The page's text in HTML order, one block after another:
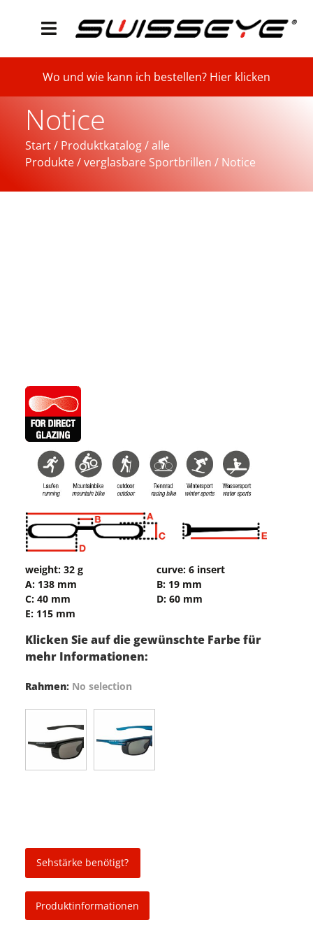
Wo und wie kann ich bestellen? Hier klicken
Notice
Start/ Produktkatalog/alle
Produkte/verglasbare Sportbrillen / Notice
weight: 32 g
A: 138 mm
C: 40 mm
E: 115 mm
curve: 6 insert
B: 19 mm
D: 60 mm
Klicken Sie auf die gewünschte Farbe für
mehr Informationen:
Rahmen: No selection
Sehstärke benötigt?
Produktinformationen